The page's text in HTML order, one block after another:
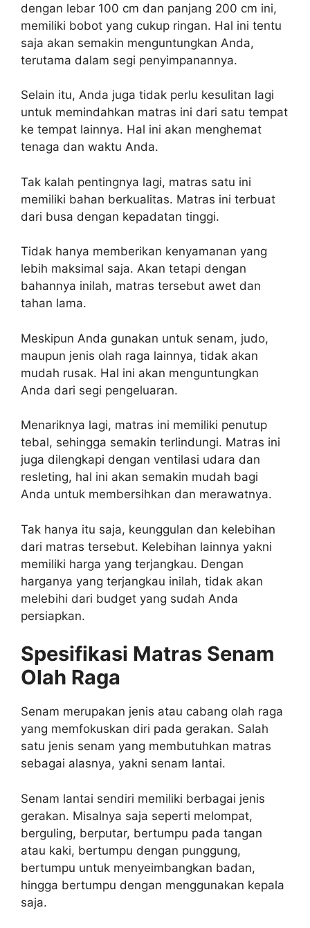
dengan lebar 100 cm dan panjang 200 cm ini,
memiliki bobot yang cukup ringan. Hal ini tentu
saja akan semakin menguntungkan Anda,
terutama dalam segi penyimpanannya.
Selain itu, Anda juga tidak perlu kesulitan lagi
untuk memindahkan matras ini dari satu tempat
ke tempat lainnya. Hal ini akan menghemat
tenaga dan waktu Anda.
Tak kalah pentingnya lagi, matras satu ini
memiliki bahan berkualitas. Matras ini terbuat
dari busa dengan kepadatan tinggi.
Tidak hanya memberikan kenyamanan yang
lebih maksimal saja. Akan tetapi dengan
bahannya inilah, matras tersebut awet dan
tahan lama.
Meskipun Anda gunakan untuk senam, judo,
maupun jenis olah raga lainnya, tidak akan
mudah rusak. Hal ini akan menguntungkan
Anda dari segi pengeluaran.
Menariknya lagi, matras ini memiliki penutup
tebal, sehingga semakin terlindungi. Matras ini
juga dilengkapi dengan ventilasi udara dan
resleting, hal ini akan semakin mudah bagi
Anda untuk membersihkan dan merawatnya.
Tak hanya itu saja, keunggulan dan kelebihan
dari matras tersebut. Kelebihan lainnya yakni
memiliki harga yang terjangkau. Dengan
harganya yang terjangkau inilah, tidak akan
melebihi dari budget yang sudah Anda
persiapkan.
Spesifikasi Matras Senam
Olah Raga
Senam merupakan jenis atau cabang olah raga
yang memfokuskan diri pada gerakan. Salah
satu jenis senam yang membutuhkan matras
sebagai alasnya, yakni senam lantai.
Senam lantai sendiri memiliki berbagai jenis
gerakan. Misalnya saja seperti melompat,
berguling, berputar, bertumpu pada tangan
atau kaki, bertumpu dengan punggung,
bertumpu untuk menyeimbangkan badan,
hingga bertumpu dengan menggunakan kepala
saja.